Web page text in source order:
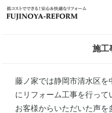
施工
藤ノ家では静岡市清水区を
にリフォーム工事を行っ
お客様からいただいた声を